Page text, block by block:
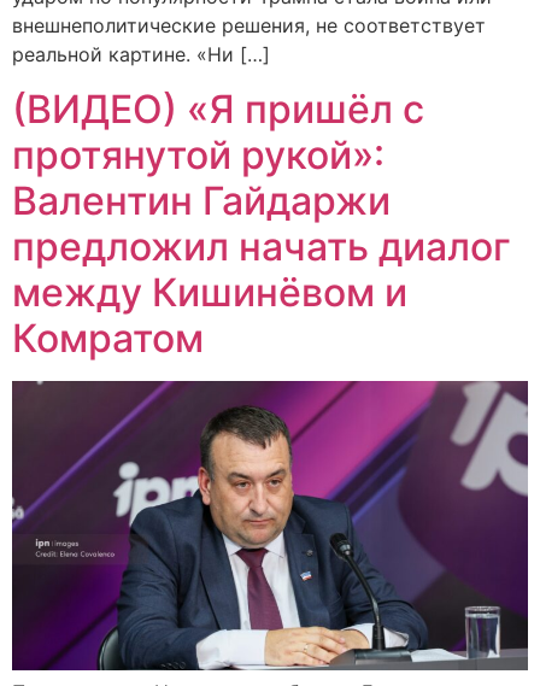
внешнеполитические решения, не соответствует
реальной картине. «Ни […]
(ВИДЕО) «Я пришёл с
протянутой рукой»:
Валентин Гайдаржи
предложил начать диалог
между Кишинёвом и
Комратом